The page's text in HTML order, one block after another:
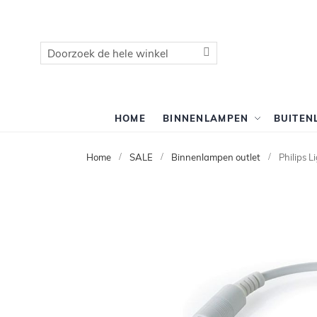
Zoek
HOME BINNENLAMPEN
Home SALE Binnenlampen outlet Philips